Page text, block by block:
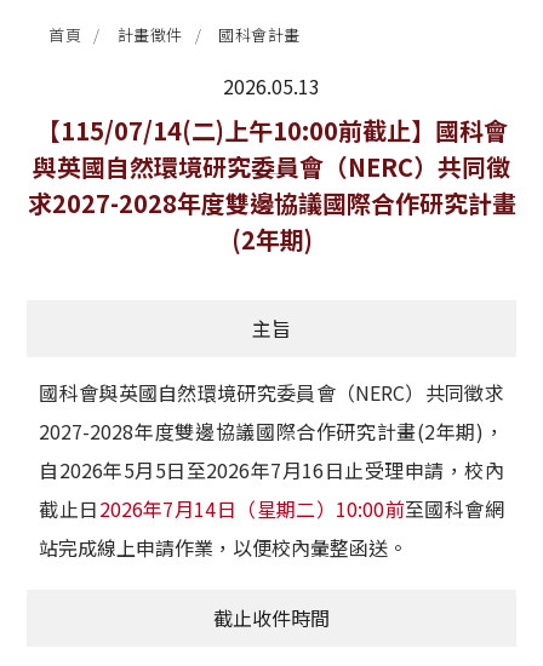
法規修訂
補助獎項
獲獎名單
其他
活動花絮
首頁 計畫徵件 國科會計畫
2026.05.13
最新消息
【115/07/14(二)上午10:00前截止】國科會
與英國自然環境研究委員會（NERC）共同徵
求2027-2028年度雙邊協議國際合作研究計畫
(2年期)
主旨
國科會與英國自然環境研究委員會（NERC）共同徵求
2027-2028年度雙邊協議國際合作研究計畫(2年期)，
自2026年5月5日至2026年7月16日止受理申請，校內
截止日2026年7月14日（星期二）10:00前至國科會網
站完成線上申請作業，以便校內彙整函送。
截止收件時間